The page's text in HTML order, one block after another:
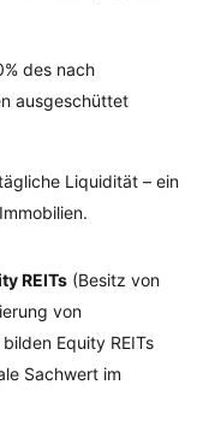
des nach
ausgeschüttet
Liquidität – ein
REITs (Besitz von
von
Equity REITs
Sachwert im